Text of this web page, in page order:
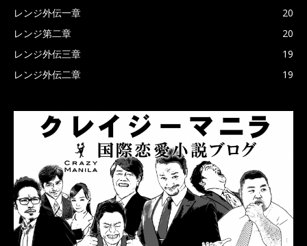
レンジ外伝一章
20
レンジ第二章
20
レンジ外伝三章
19
レンジ外伝二章
19